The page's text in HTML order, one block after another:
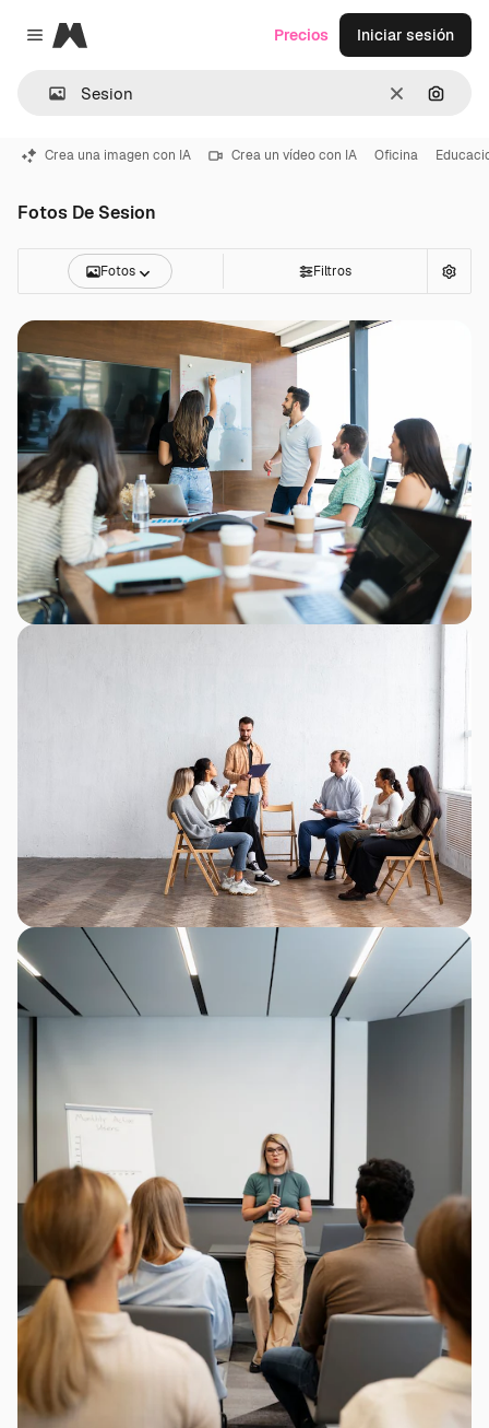
Close menu
Magnific
Borrar
Precios Iniciar sesión
Crea una imagen con IA Crea un vídeo con IA Oficina
Fotos De Sesion
Fotos Filtros